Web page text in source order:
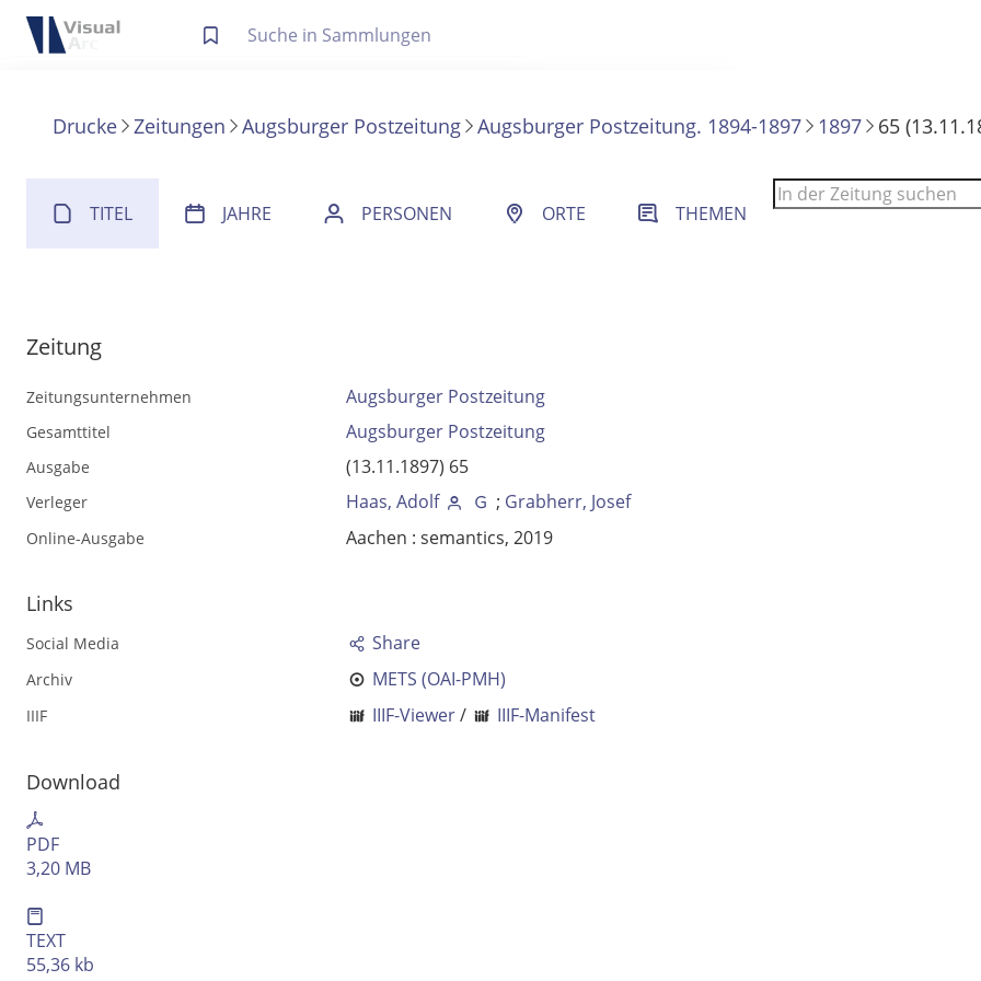
Die letzte Trefferliste besteht aus Ihrer letzten Suche, samt Filter- und Sucheinstellungen.
Volltext und Inhaltsverzeichnis
Suchbegriff
Ausgabe-Optionen
Drucke Zeitungen Augsburger Postzeitung Augsburger Postzeitung. 1894-1897 1897 65
TITEL JAHRE PERSONEN ORTE THEMEN
Zeitung
Zeitungsunternehmen Augsburger Postzeitung
Gesamttitel Augsburger Postzeitung
Ausgabe (13.11.1897) 65
Verleger Haas, Adolf ; Grabherr, Josef
Online-Ausgabe Aachen : semantics, 2019
Links
Social Media Share
Archiv METS (OAI-PMH)
IIIF IIIF-Viewer/ IIIF-Manifest
Download
PDF
3,20 MB
TEXT
55,36 kb